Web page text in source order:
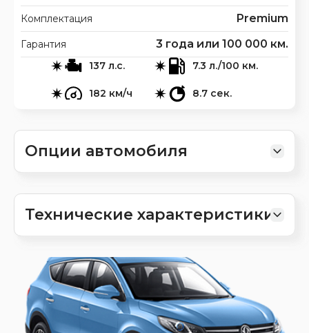
137 л.с. 7.3 л./100 км.
182 км/ч 8.7 сек.
Комплектация Premium
Гарантия 3 года или 100 000 км.
Опции автомобиля
Технические характеристики